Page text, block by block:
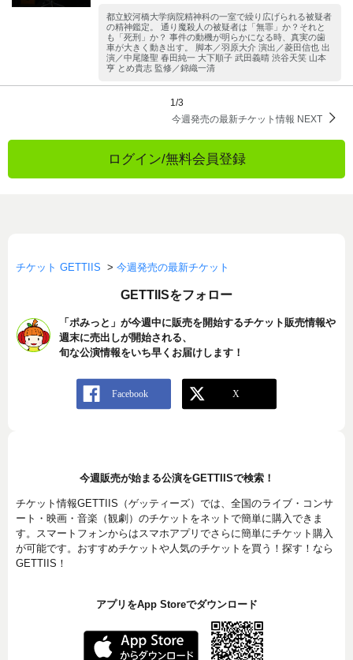
都立鮫河橋大学病院精神科の一室で繰り広げられる被疑者
の精神鑑定。 通り魔殺人の被疑者は「無罪」か？それと
も「死刑」か？ 事件の動機が明らかになる時、真実の歯
車が大きく動き出す。 脚本／羽原大介 演出／菱田信也 出
演／中尾隆聖 春田純一 大下順子 武田義晴 渋谷天笑 山本
亨 とめ貴志 監修／錦織一清
1/3
今週発売の最新チケット情報 NEXT
ログイン/無料会員登録
チケット GETTIIS > 今週発売の最新チケット
GETTIISをフォロー
「ポみっと」が今週中に販売を開始するチケット販売情報や
週末に売出しが開始される、
旬な公演情報をいち早くお届けします！
今週販売が始まる公演をGETTIISで検索！
チケット情報GETTIIS（ゲッティーズ）では、全国のライブ・コンサ
ート・映画・音楽（観劇）のチケットをネットで簡単に購入できま
す。スマートフォンからはスマホアプリでさらに簡単にチケット購入
が可能です。おすすめチケットや人気のチケットを買う！探す！なら
GETTIIS！
アプリをApp Storeでダウンロード